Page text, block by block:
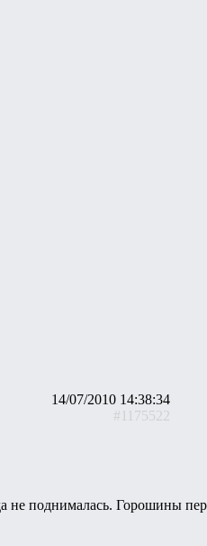
14/07/2010 14:38:34
#1175522
поднималась. Горошины